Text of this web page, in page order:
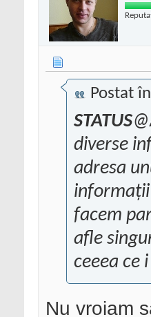
Postat
STATUS
diverse
adresa
informații
facem
afle
ceeea ce
Nu vroiam